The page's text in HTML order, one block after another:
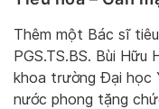
Thêm một Bác sĩ
PGS.TS.BS. Bùi
khoa trường Đại học
nước phong tặng